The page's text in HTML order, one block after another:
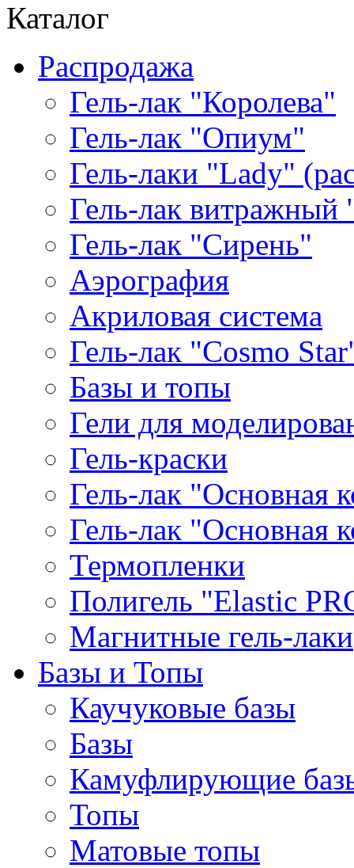
Каталог
Распродажа
Гель-лак "Королева"
Гель-лак "Опиум"
Гель-лаки "Lady"
Гель-лак витражный
Гель-лак "Сирень"
Аэрография
Акриловая система
Гель-лак "Cosmo
Базы и топы
Гели для
Гель-краски
Гель-лак "Основная
Гель-лак "Основная
Термопленки
Полигель "Elastic
Магнитные гель-лаки
Базы и Топы
Каучуковые базы
Базы
Камуфлирующие
Топы
Матовые топы